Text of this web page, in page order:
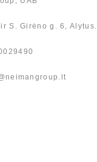
S. Girėno g. 6, Alytus.